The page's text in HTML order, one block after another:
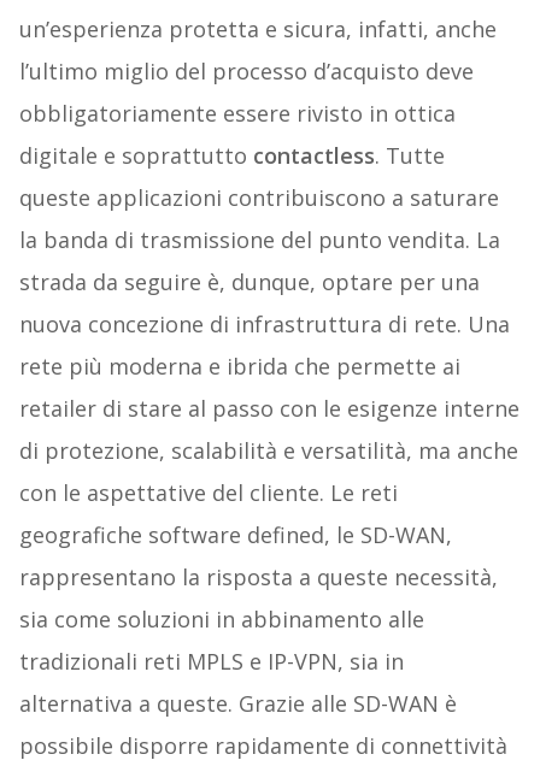
un’esperienza protetta e sicura, infatti, anche
l’ultimo miglio del processo d’acquisto deve
obbligatoriamente essere rivisto in ottica
digitale e soprattutto contactless. Tutte
queste applicazioni contribuiscono a saturare
la banda di trasmissione del punto vendita. La
strada da seguire è, dunque, optare per una
nuova concezione di infrastruttura di rete. Una
rete più moderna e ibrida che permette ai
retailer di stare al passo con le esigenze interne
di protezione, scalabilità e versatilità, ma anche
con le aspettative del cliente. Le reti
geografiche software defined, le SD-WAN,
rappresentano la risposta a queste necessità,
sia come soluzioni in abbinamento alle
tradizionali reti MPLS e IP-VPN, sia in
alternativa a queste. Grazie alle SD-WAN è
possibile disporre rapidamente di connettività